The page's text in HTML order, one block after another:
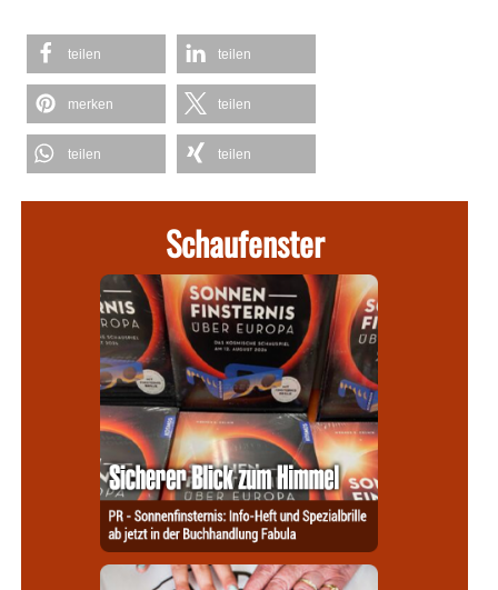
teilen teilen
merken teilen
teilen teilen
Schaufenster